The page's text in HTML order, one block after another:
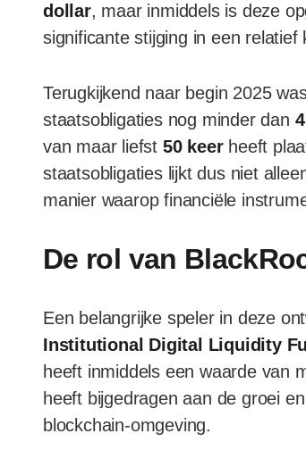
dollar, maar inmiddels is deze
significante stijging in een relatief
Terugkijkend naar begin 2025
staatsobligaties nog minder dan
van maar liefst 50 keerheeft
staatsobligaties lijkt dus niet
manier waarop financiële
De rol van
Een belangrijke speler in deze
Institutional Digital Liquidity
heeft inmiddels een waarde van
heeft bijgedragen aan de groei
blockchain-omgeving.